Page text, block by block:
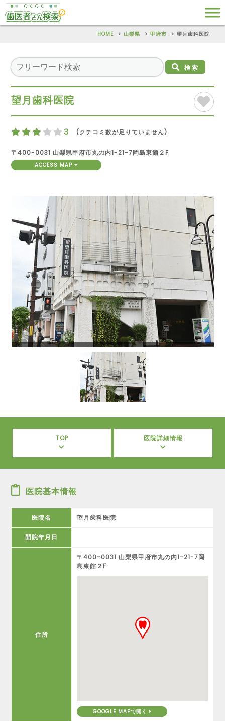
HOME 山梨県 甲府市 望月歯科医院
検索
望月歯科医院
3 (クチコミ数が足りていません)
〒400-0031 山梨県甲府市丸の内1-21-7岡島東館２F
ACCESS MAP
TOP 医院詳細情報
医院基本情報
医院名 望月歯科医院
開院年月日
住所
〒400-0031 山梨県甲府市丸の内1-21-7岡
島東館２F
GOOGLE MAPで開く